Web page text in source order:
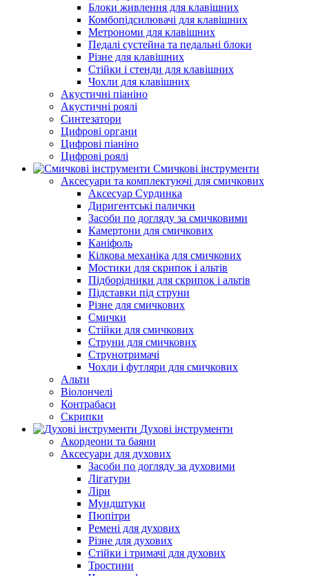
Блоки живлення для клавішних
Комбопідсилювачі для клавішних
Метрономи для клавішних
Педалі сустейна та педальні блоки
Різне для клавішних
Стійки і стенди для клавішних
Чохли для клавішних
Акустичні піаніно
Акустичні роялі
Синтезатори
Цифрові органи
Цифрові піаніно
Цифрові роялі
Смичкові інструменти
Аксесуари та комплектуючі для смичкових
Аксесуар Сурдинка
Диригентські палички
Засоби по догляду за смичковими
Камертони для смичкових
Каніфоль
Кілкова механіка для смичкових
Мостики для скрипок і альтів
Підборiдники для скрипок і альтів
Підставки під струни
Різне для смичкових
Смички
Стійки для смичкових
Струни для смичкових
Струнотримачі
Чохли і футляри для смичкових
Альти
Віолончелі
Контрабаси
Скрипки
Духові інструменти
Акордеони та баяни
Аксесуари для духових
Засоби по догляду за духовими
Лігатури
Ліри
Мундштуки
Пюпітри
Ремені для духових
Різне для духових
Стійки і тримачі для духових
Тростини